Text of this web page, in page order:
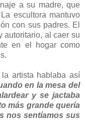
a su madre, que
escultora mantuvo
con sus padres. El
autoritario, al caer su
en el hogar como
artista hablaba así
en la mesa del
y se jactaba
más grande quería
nos sentíamos sus